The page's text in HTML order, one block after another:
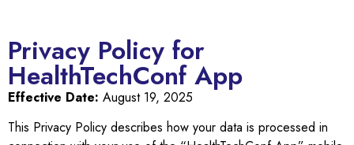
Privacy Policy for
HealthTechConf App
Effective Date: August 19, 2025
This Privacy Policy describes how your data is processed in